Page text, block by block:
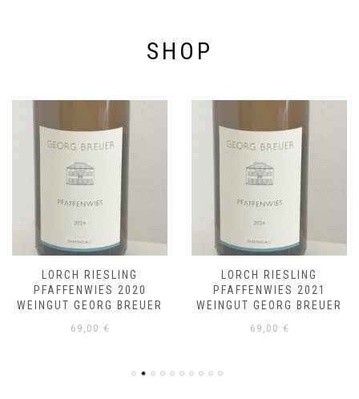
SHOP
LORCH RIESLING
PFAFFENWIES 2020
WEINGUT GEORG BREUER
69,00 €
LORCH RIESLING
PFAFFENWIES 2021
WEINGUT GEORG BREUER
69,00 €